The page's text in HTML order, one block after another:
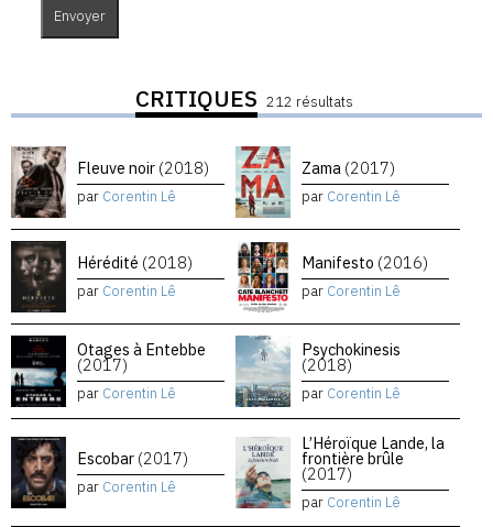
CRITIQUES 212 résultats
Fleuve noir (2018)
par Corentin Lê
Zama (2017)
par Corentin Lê
Hérédité (2018)
par Corentin Lê
Manifesto (2016)
par Corentin Lê
Otages à Entebbe
(2017)
par Corentin Lê
Psychokinesis
(2018)
par Corentin Lê
Escobar (2017)
par Corentin Lê
L’Héroïque Lande, la
frontière brûle
(2017)
par Corentin Lê